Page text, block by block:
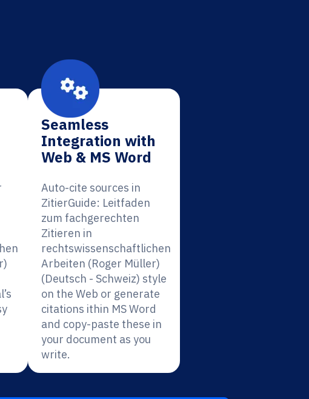
Seamless
Integration with
Web & MS Word
Auto-cite sources in
ZitierGuide: Leitfaden
zum fachgerechten
Zitieren in
rechtswissenschaftlichen
Arbeiten (Roger Müller)
(Deutsch - Schweiz) style
on the Web or generate
citations ithin MS Word
and copy-paste these in
your document as you
write.